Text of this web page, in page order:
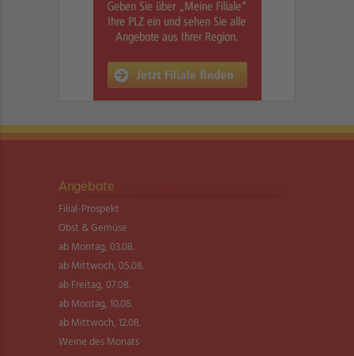
Angebote
Filial-Prospekt
Obst & Gemüse
ab Montag, 03.08.
ab Mittwoch, 05.08.
ab Freitag, 07.08.
ab Montag, 10.08.
ab Mittwoch, 12.08.
Weine des Monats